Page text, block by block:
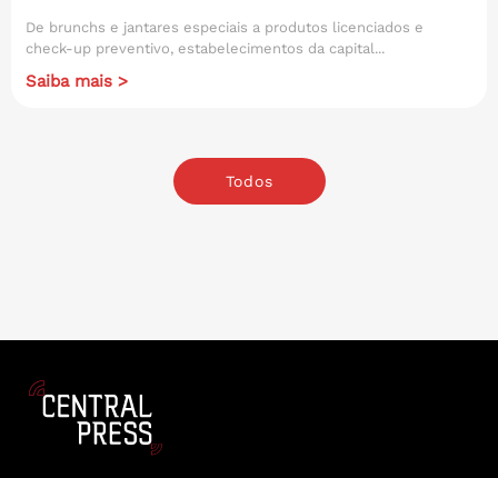
De brunchs e jantares especiais a produtos licenciados e
check-up preventivo, estabelecimentos da capital...
Saiba mais >
Todos